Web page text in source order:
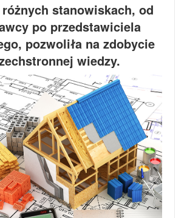
różnych stanowiskach, od
po przedstawiciela
pozwoliła na zdobycie
wiedzy.